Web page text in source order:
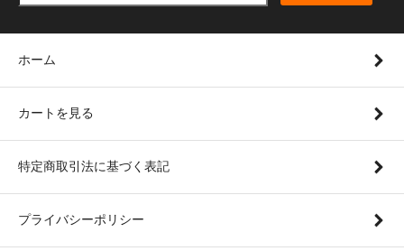
ホーム
カートを見る
特定商取引法に基づく表記
プライバシーポリシー